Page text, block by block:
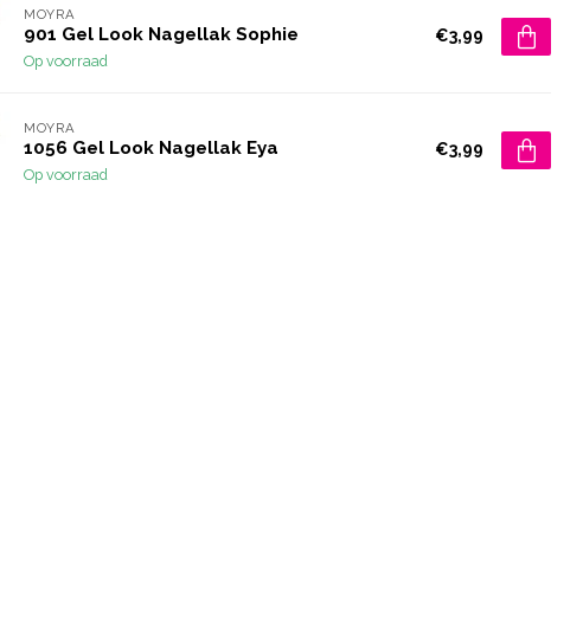
MOYRA
901 Gel Look Nagellak Sophie
Op voorraad
€3,99
MOYRA
1056 Gel Look Nagellak Eya
Op voorraad
€3,99